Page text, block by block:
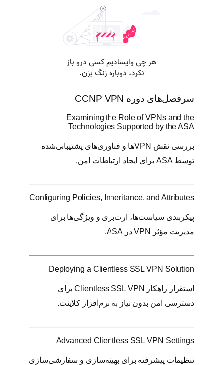
سرفصل‌های دوره CCNP VPN
Examining the Role of VPNs and the
Technologies Supported by the ASA
بررسی نقش VPNها و فناوری‌های پشتیبانی‌شده
توسط ASA برای ایجاد ارتباطات امن.
Configuring Policies, Inheritance, and Attributes
پیکربندی سیاست‌ها، ارث‌بری و ویژگی‌ها برای
مدیریت مؤثر VPN در ASA.
Deploying a Clientless SSL VPN Solution
استقرار راهکار Clientless SSL VPN برای
دسترسی امن بدون نیاز به نرم‌افزار کلاینت.
Advanced Clientless SSL VPN Settings
تنظیمات پیشرفته برای بهینه‌سازی و سفارشی‌سازی